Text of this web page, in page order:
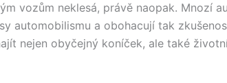
vozům neklesá, právě naopak. Mnozí
automobilismu a obohacují tak
nejen obyčejný koníček, ale také